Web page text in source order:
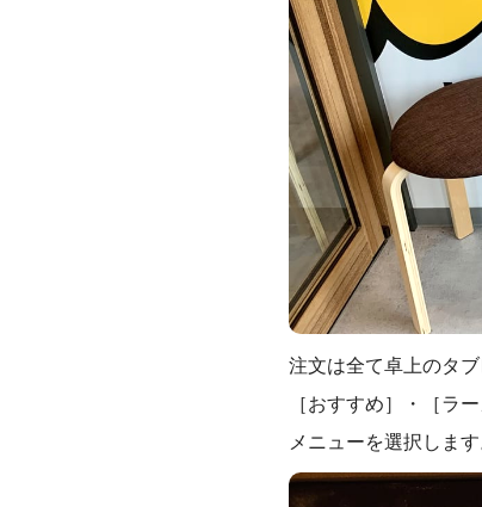
注文は全て卓上のタブ
［おすすめ］・［ラ
メニューを選択します